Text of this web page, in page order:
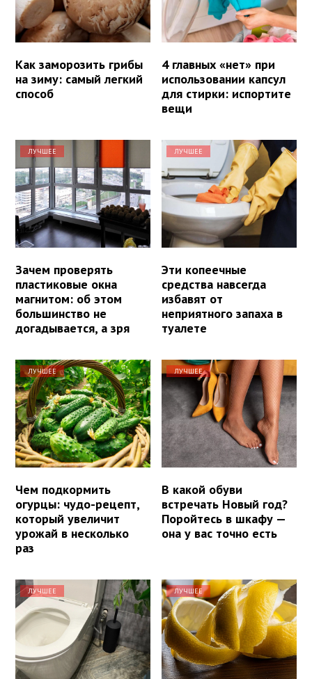
Как заморозить грибы
на зиму: самый легкий
способ
4 главных «нет» при
использовании капсул
для стирки: испортите
вещи
ЛУЧШЕЕ
Зачем проверять
пластиковые окна
магнитом: об этом
большинство не
догадывается, а зря
ЛУЧШЕЕ
Эти копеечные
средства навсегда
избавят от
неприятного запаха в
туалете
ЛУЧШЕЕ
Чем подкормить
огурцы: чудо-рецепт,
который увеличит
урожай в несколько
раз
ЛУЧШЕЕ
В какой обуви
встречать Новый год?
Поройтесь в шкафу —
она у вас точно есть
ЛУЧШЕЕ ЛУЧШЕЕ